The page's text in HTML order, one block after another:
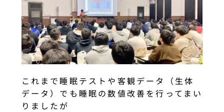
これまで睡眠テストや客観データ（生体
データ）でも睡眠の数値改善を行ってまい
りましたが